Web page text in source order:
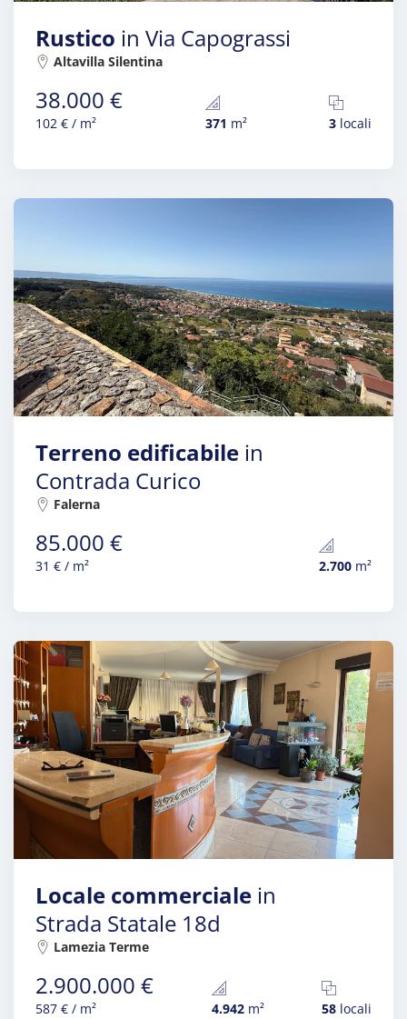
Rustico in Via Capograssi
Altavilla Silentina
38.000 €
102 € / m² 371 m² 3 locali
Terreno edificabile in
Contrada Curico
Falerna
85.000 €
31 € / m² 2.700 m²
Locale commerciale in
Strada Statale 18d
Lamezia Terme
2.900.000 €
587 € / m² 4.942m² 58 locali